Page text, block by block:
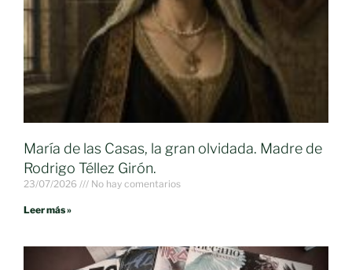
María de las Casas, la gran olvidada. Madre de
Rodrigo Téllez Girón.
23/07/2026 No hay comentarios
Leer más »